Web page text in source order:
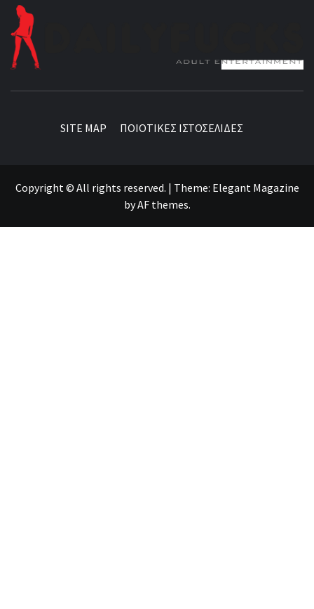
SITE MAP ΠΟΙΟΤΙΚΕΣ ΙΣΤΟΣΕΛΙΔΕΣ
Copyright © All rights reserved. | Theme: Elegant Magazine
byAF themes.